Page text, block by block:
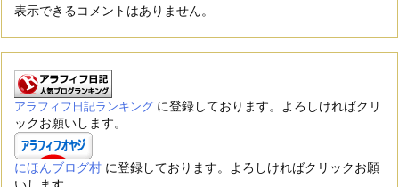
表示できるコメントはありません。
アラフィフ日記ランキング に登録しております。よろしければクリ
ックお願いします。
にほんブログ村 に登録しております。よろしければクリックお願